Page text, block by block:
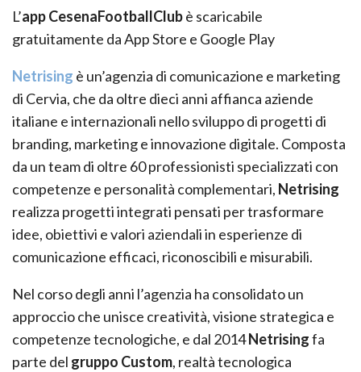
L’app CesenaFootballClubè scaricabile
gratuitamente da App Store e Google Play
Netrising è un’agenzia di comunicazione e marketing
di Cervia, che da oltre dieci anni affianca aziende
italiane e internazionali nello sviluppo di progetti di
branding, marketing e innovazione digitale. Composta
da un team di oltre 60 professionisti specializzati con
competenze e personalità complementari, Netrising
realizza progetti integrati pensati per trasformare
idee, obiettivi e valori aziendali in esperienze di
comunicazione efficaci, riconoscibili e misurabili.
Nel corso degli anni l’agenzia ha consolidato un
approccio che unisce creatività, visione strategica e
competenze tecnologiche, e dal 2014Netrisingfa
parte del gruppo Custom, realtà tecnologica